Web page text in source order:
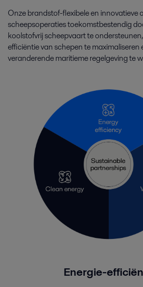
Onze brandstof-flexibele en innovatieve
scheepsoperaties toekomstbestendig
koolstofvrij scheepvaart te
efficiëntie van schepen te maximaliseren
veranderende maritieme regelgeving te
Energie-